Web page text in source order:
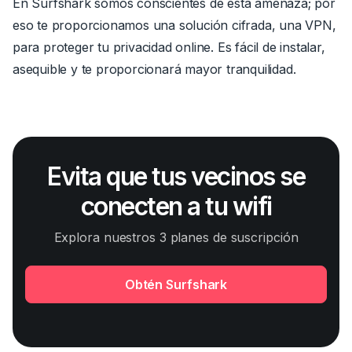
eso te proporcionamos una solución cifrada, una VPN,
para proteger tu privacidad online. Es fácil de instalar,
asequible y te proporcionará mayor tranquilidad.
Evita que tus vecinos se
conecten a tu wifi
Explora nuestros 3 planes de suscripción
Obtén Surfshark